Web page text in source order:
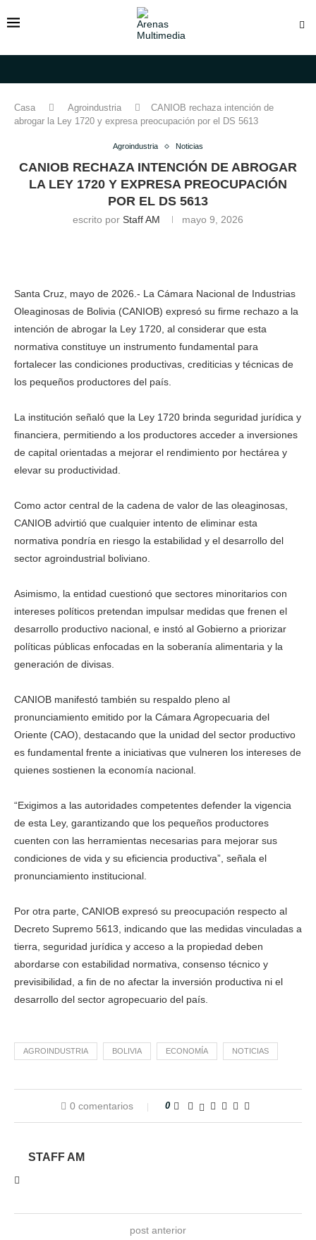
Casa Agroindustria
CANIOB rechaza intención de
abrogar la Ley 1720 y expresa preocupación por el DS 5613
Agroindustria Noticias
CANIOB RECHAZA INTENCIÓN DE ABROGAR
LA LEY 1720 Y EXPRESA PREOCUPACIÓN
POR EL DS 5613
escrito por Staff AM mayo 9, 2026
Santa Cruz, mayo de 2026.- La Cámara Nacional de Industrias
Oleaginosas de Bolivia (CANIOB) expresó su firme rechazo a la
intención de abrogar la Ley 1720, al considerar que esta
normativa constituye un instrumento fundamental para
fortalecer las condiciones productivas, crediticias y técnicas de
los pequeños productores del país.
La institución señaló que la Ley 1720 brinda seguridad jurídica y
financiera, permitiendo a los productores acceder a inversiones
de capital orientadas a mejorar el rendimiento por hectárea y
elevar su productividad.
Como actor central de la cadena de valor de las oleaginosas,
CANIOB advirtió que cualquier intento de eliminar esta
normativa pondría en riesgo la estabilidad y el desarrollo del
sector agroindustrial boliviano.
Asimismo, la entidad cuestionó que sectores minoritarios con
intereses políticos pretendan impulsar medidas que frenen el
desarrollo productivo nacional, e instó al Gobierno a priorizar
políticas públicas enfocadas en la soberanía alimentaria y la
generación de divisas.
CANIOB manifestó también su respaldo pleno al
pronunciamiento emitido por la Cámara Agropecuaria del
Oriente (CAO), destacando que la unidad del sector productivo
es fundamental frente a iniciativas que vulneren los intereses de
quienes sostienen la economía nacional.
“Exigimos a las autoridades competentes defender la vigencia
de esta Ley, garantizando que los pequeños productores
cuenten con las herramientas necesarias para mejorar sus
condiciones de vida y su eficiencia productiva”, señala el
pronunciamiento institucional.
Por otra parte, CANIOB expresó su preocupación respecto al
Decreto Supremo 5613, indicando que las medidas vinculadas a
tierra, seguridad jurídica y acceso a la propiedad deben
abordarse con estabilidad normativa, consenso técnico y
previsibilidad, a fin de no afectar la inversión productiva ni el
desarrollo del sector agropecuario del país.
AGROINDUSTRIA BOLIVIA ECONOMÍA NOTICIAS
0 comentarios 0
STAFF AM
post anterior